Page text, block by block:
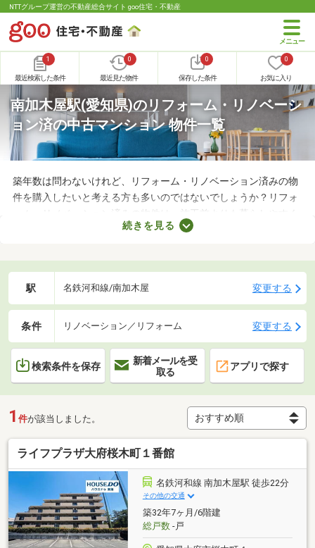
NTTグループ運営の不動産総合サイト goo住宅・不動産
1
最近検索した条件
0
最近見た物件
0
保存した条件
0
お気に入り
南加木屋駅(愛知県)のリフォーム・リノベーシ
ョン済の中古マンション 物件一覧
築年数は問わないけれど、リフォーム・リノベーション済みの物
件を購入したいと考える方も多いのではないでしょうか？リフォ
ーム・リノベーション済みの物件は、施工前よりも暮らしやすく
なっていることがポイント。住みやすさを感じられる最良の物件
済みの中古マンションを紹介しますので、ぜひチェックしてみて
続きを見る
駅 名鉄河和線/南加木屋 変更する
条件 リノベーション／リフォーム 変更する
検索条件を保存
新着メールを受
取る
アプリで探す
1 件が該当しました。
ライフプラザ大府桜木町１番館
名鉄河和線 南加木屋駅 徒歩22分
その他の交通
築32年7ヶ月/6階建
総戸数-戸